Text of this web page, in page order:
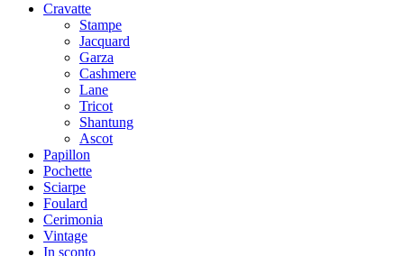
Cravatte
Stampe
Jacquard
Garza
Cashmere
Lane
Tricot
Shantung
Ascot
Papillon
Pochette
Sciarpe
Foulard
Cerimonia
Vintage
In sconto